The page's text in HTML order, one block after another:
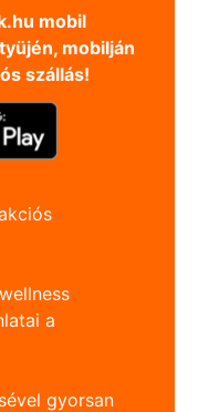
mobil
mobilján
szállás!
a
gyorsan